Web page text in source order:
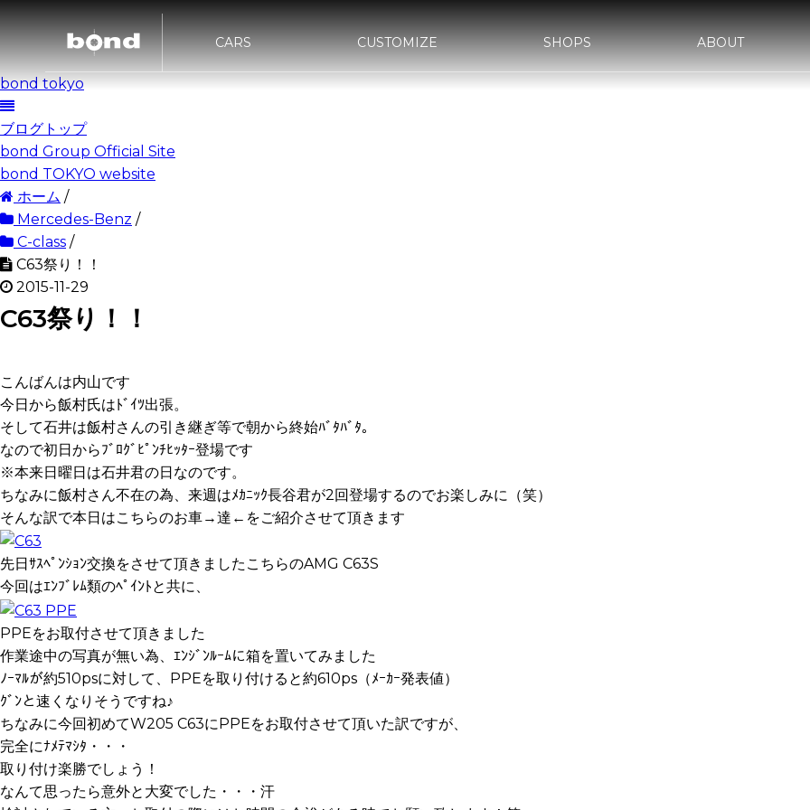
CARS CUSTOMIZE SHOPS ABOUT
bond tokyo
ブログトップ
bond Group Official Site
bond TOKYO website
ホーム /
Mercedes-Benz /
C-class /
C63祭り！！
2015-11-29
C63祭り！！
こんばんは内山です
今日から飯村氏はﾄﾞｲﾂ出張。
そして石井は飯村さんの引き継ぎ等で朝から終始ﾊﾞﾀﾊﾞﾀ。
なので初日からﾌﾞﾛｸﾞﾋﾟﾝﾁﾋｯﾀｰ登場です
※本来日曜日は石井君の日なのです。
ちなみに飯村さん不在の為、来週はﾒｶﾆｯｸ長谷君が2回登場するのでお楽しみに（笑）
そんな訳で本日はこちらのお車→達←をご紹介させて頂きます
先日ｻｽﾍﾟﾝｼｮﾝ交換をさせて頂きましたこちらのAMG C63S
今回はｴﾝﾌﾞﾚﾑ類のﾍﾟｲﾝﾄと共に、
PPEをお取付させて頂きました
作業途中の写真が無い為、ｴﾝｼﾞﾝﾙｰﾑに箱を置いてみました
ﾉｰﾏﾙが約510psに対して、PPEを取り付けると約610ps（ﾒｰｶｰ発表値）
ｸﾞﾝと速くなりそうですね♪
ちなみに今回初めてW205 C63にPPEをお取付させて頂いた訳ですが、
完全にﾅﾒﾃﾏｼﾀ・・・
取り付け楽勝でしょう！
なんて思ったら意外と大変でした・・・汗